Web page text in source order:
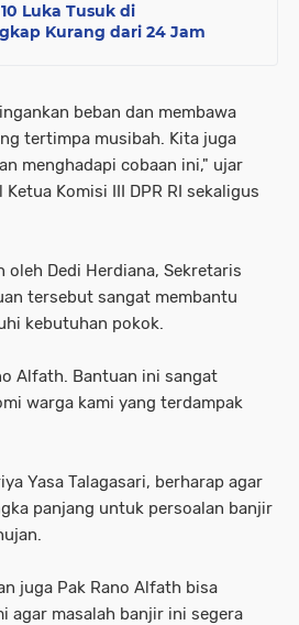
Luka Tusuk di
Kurang dari 24 Jam
beban dan membawa
tertimpa musibah. Kita juga
menghadapi cobaan ini," ujar
Komisi III DPR RI sekaligus
Dedi Herdiana, Sekretaris
tersebut sangat membantu
kebutuhan pokok.
Alfath. Bantuan ini sangat
warga kami yang terdampak
Yasa Talagasari, berharap agar
panjang untuk persoalan banjir
juga Pak Rano Alfath bisa
agar masalah banjir ini segera